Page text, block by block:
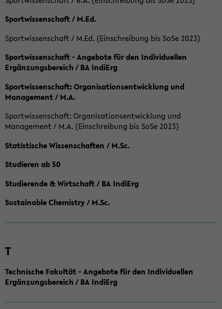
Sportwissenschaft / M.Ed.
Sportwissenschaft / M.Ed. (Einschreibung bis SoSe 2023)
Sportwissenschaft - Angebote für den Individuellen
Ergänzungsbereich / BA IndiErg
Sportwissenschaft: Organisationsentwicklung und
Management / M.A.
Sportwissenschaft: Organisationsentwicklung und
Management / M.A. (Einschreibung bis SoSe 2023)
Statistische Wissenschaften / M.Sc.
Studieren ab 50
Studierende & Wirtschaft / BA IndiErg
Sustainable Chemistry / M.Sc.
T
Technische Fakultät - Angebote für den Individuellen
Ergänzungsbereich / BA IndiErg